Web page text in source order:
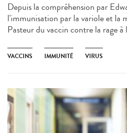
Depuis la compréhension par
l'immunisation par la variole et la
Pasteur du vaccin contre la rage à
VACCINS IMMUNITÉ VIRUS